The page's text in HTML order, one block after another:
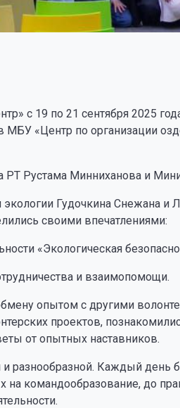
с 19 по 21 сентября 2025
«Центр по организации
Рустама Минниханова и
Гудочкина Снежана и
своими впечатлениями:
«Экологическая
и взаимопомощи.
опытом с другими
проектов,
от опытных наставников.
Каждый день
на командообразование, до